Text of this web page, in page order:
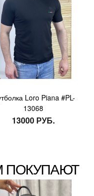
Loro Piana #PL-
13068
13000 РУБ.
ПОКУПАЮТ